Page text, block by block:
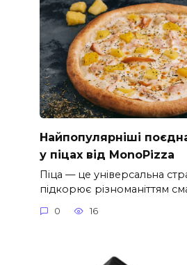
Найпопулярніші
у піцах від MonoPizza
Піца — це універсальна
підкорює різноманіттям
0 16